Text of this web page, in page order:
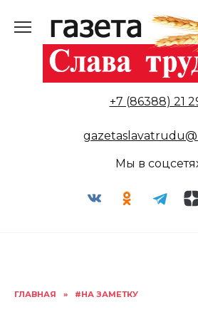
содержанию
+7 (86388) 21
Мы в
ГЛАВНАЯ » #НА ЗАМЕТКУ